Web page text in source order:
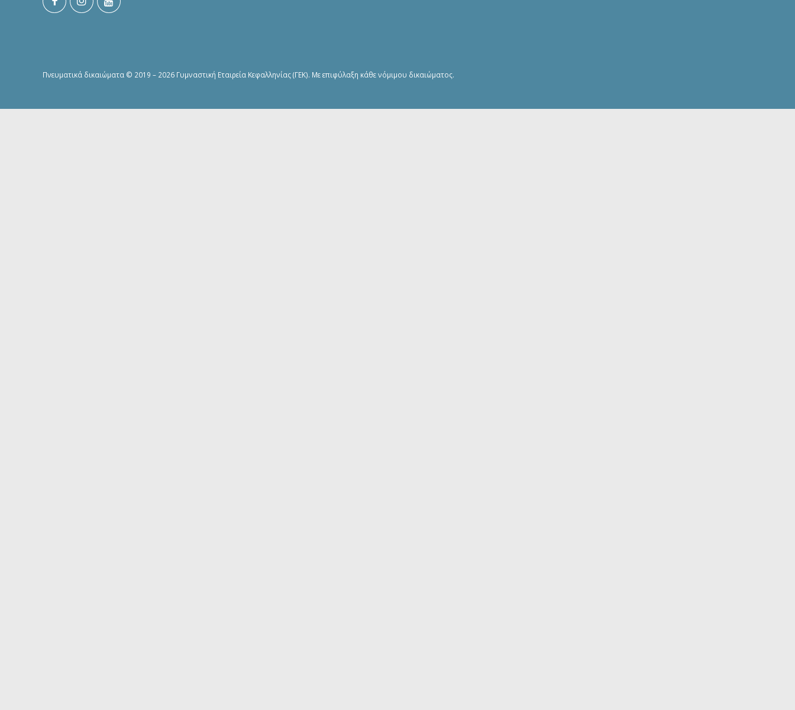
Πνευματικά δικαιώματα © 2019 – 2026 Γυμναστική Εταιρεία Κεφαλληνίας (ΓΕΚ). Με επιφύλαξη κάθε νόμιμου δικαιώματος.